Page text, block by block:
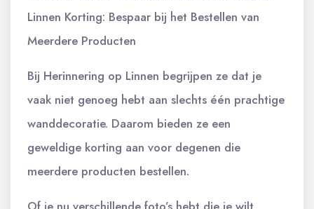
Linnen Korting: Bespaar bij het Bestellen van
Meerdere Producten
Bij Herinnering op Linnen begrijpen ze dat je
vaak niet genoeg hebt aan slechts één prachtige
wanddecoratie. Daarom bieden ze een
geweldige korting aan voor degenen die
meerdere producten bestellen.